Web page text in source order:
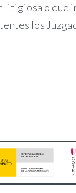
litigiosa o que
los